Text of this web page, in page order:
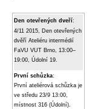
Den otevřených dveří:
4/11 2015, Den otevřených
dvěří Ateliéru intermédií
FaVU VUT Brno, 13:00–
19:00, Údolní 19.
První schůzka:
První ateliérová schůzka je
ve středu 23/9 13:00,
místnost 316 (Údolní).